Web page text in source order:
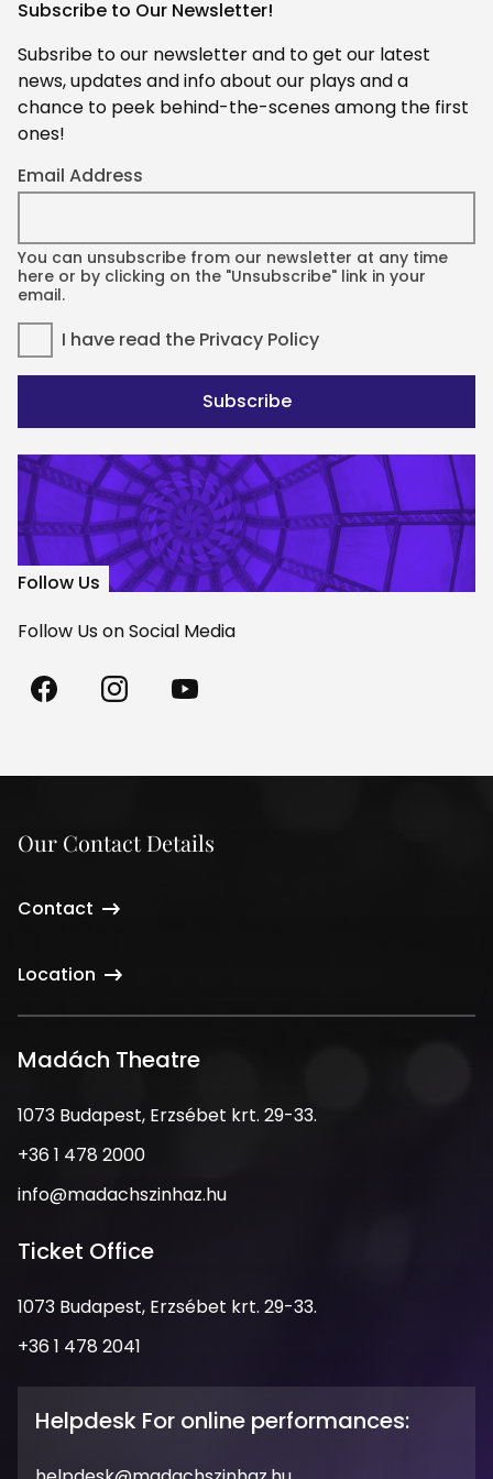
Subscribe to Our Newsletter!
Subsribe to our newsletter and to get our latest
news, updates and info about our plays and a
chance to peek behind-the-scenes among the first
ones!
Email Address
You can unsubscribe from our newsletter at any time
here or by clicking on the "Unsubscribe" link in your
email.
I have read the Privacy Policy
Subscribe
Follow Us
Follow Us on Social Media
Madách
Theatre
Madách
Theatre
Madách
Theatre
Our Contact Details
Contact
Location
Madách Theatre
Address
1073 Budapest, Erzsébet krt. 29-33.
Phone
+36 1 478 2000
Email
info@madachszinhaz.hu
Ticket Office
Address
1073 Budapest, Erzsébet krt. 29-33.
Phone
+36 1 478 2041
Opening
Hours
Helpdesk For online performances: